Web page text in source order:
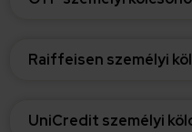
Raiffeisen személyi
UniCredit személyi